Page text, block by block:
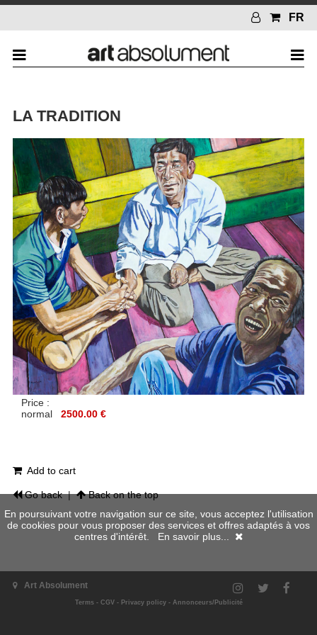
FR
LA TRADITION
Price :
normal
2500.00 €
Add to cart
Go back| Back on the top
Art Absolument
Terms- CGV- Privacy policy- Annonceurs/Publicité
En poursuivant votre navigation sur ce site, vous acceptez l'utilisation
de cookies pour vous proposer des services et offres adaptés à vos
centres d'intérêt. En savoir plus...